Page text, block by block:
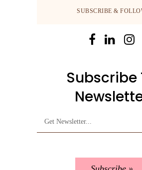
SUBSCRIBE &
Subscribe